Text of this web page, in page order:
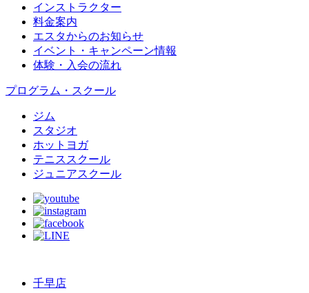
インストラクター
料金案内
エスタからのお知らせ
イベント・キャンペーン情報
体験・入会の流れ
プログラム・スクール
ジム
スタジオ
ホットヨガ
テニススクール
ジュニアスクール
千早店